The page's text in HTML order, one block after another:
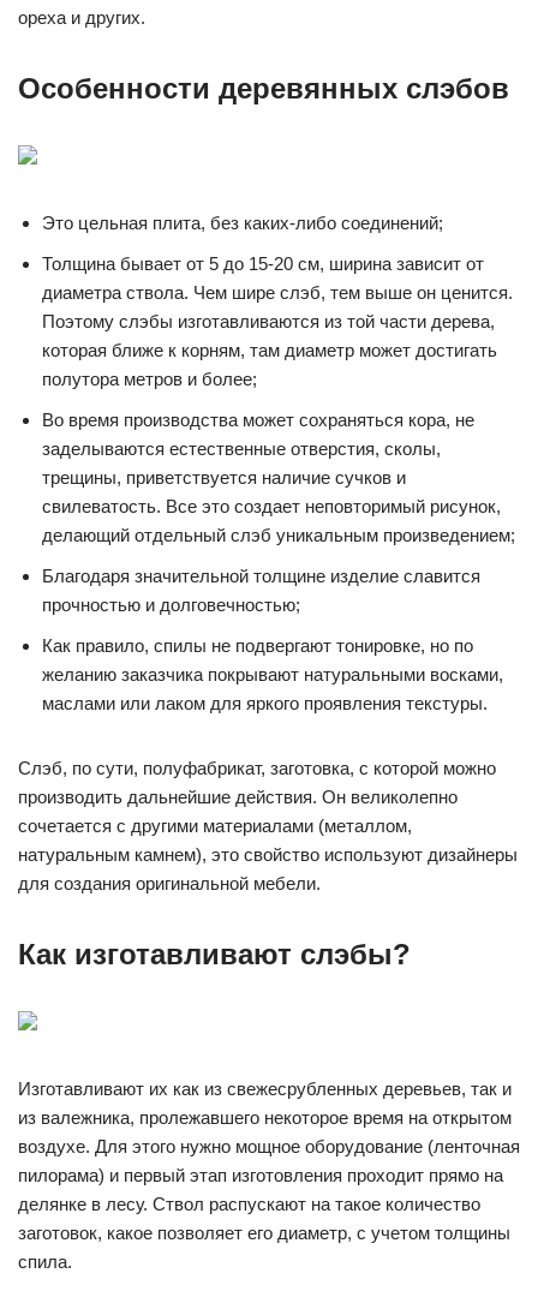
ореха и других.
Особенности деревянных слэбов
Это цельная плита, без каких-либо соединений;
Толщина бывает от 5 до 15-20 см, ширина зависит от
диаметра ствола. Чем шире слэб, тем выше он ценится.
Поэтому слэбы изготавливаются из той части дерева,
которая ближе к корням, там диаметр может достигать
полутора метров и более;
Во время производства может сохраняться кора, не
заделываются естественные отверстия, сколы,
трещины, приветствуется наличие сучков и
свилеватость. Все это создает неповторимый рисунок,
делающий отдельный слэб уникальным произведением;
Благодаря значительной толщине изделие славится
прочностью и долговечностью;
Как правило, спилы не подвергают тонировке, но по
желанию заказчика покрывают натуральными восками,
маслами или лаком для яркого проявления текстуры.
Слэб, по сути, полуфабрикат, заготовка, с которой можно
производить дальнейшие действия. Он великолепно
сочетается с другими материалами (металлом,
натуральным камнем), это свойство используют дизайнеры
для создания оригинальной мебели.
Как изготавливают слэбы?
Изготавливают их как из свежесрубленных деревьев, так и
из валежника, пролежавшего некоторое время на открытом
воздухе. Для этого нужно мощное оборудование (ленточная
пилорама) и первый этап изготовления проходит прямо на
делянке в лесу. Ствол распускают на такое количество
заготовок, какое позволяет его диаметр, с учетом толщины
спила.